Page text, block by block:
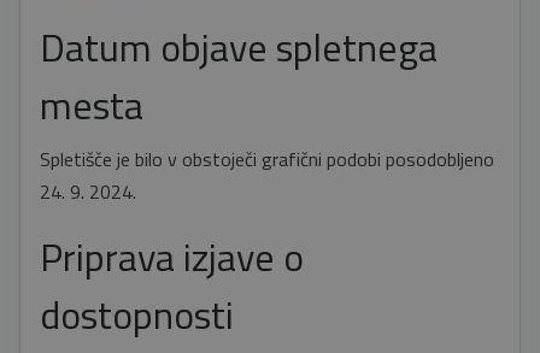
Datum objave spletnega
mesta
Spletišče je bilo v obstoječi grafični podobi posodobljeno
24. 9. 2024.
Priprava izjave o
dostopnosti